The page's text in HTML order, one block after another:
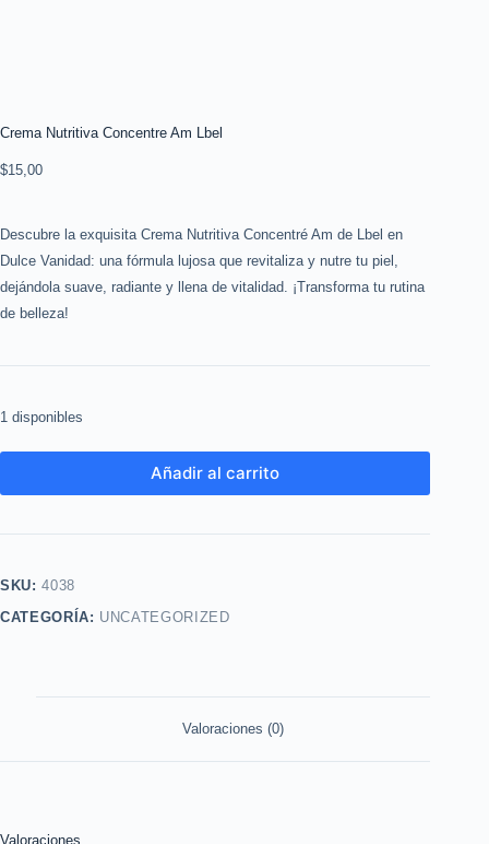
Crema Nutritiva Concentre Am Lbel
$15,00
Descubre la exquisita Crema Nutritiva Concentré Am de Lbel en
Dulce Vanidad: una fórmula lujosa que revitaliza y nutre tu piel,
dejándola suave, radiante y llena de vitalidad. ¡Transforma tu rutina
de belleza!
1 disponibles
Añadir al carrito
SKU:4038
CATEGORÍA: UNCATEGORIZED
Valoraciones (0)
Valoraciones